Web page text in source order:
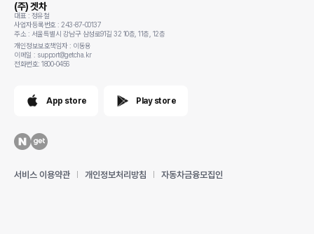
(주) 겟차
대표 : 정유철
사업자등록번호 : 243-87-00137
주소 : 서울특별시 강남구 삼성로91길 32 10층, 11층, 12층
개인정보보호책임자 : 이동용
이메일 : support@getcha.kr
전화번호: 1800-0456
App store Play store
서비스 이용약관 개인정보처리방침 자동차금융모집인